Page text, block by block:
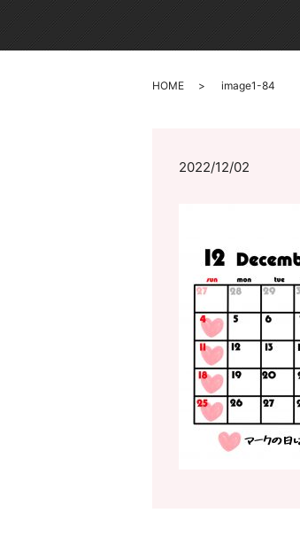
HOME image1-84
2022/12/02